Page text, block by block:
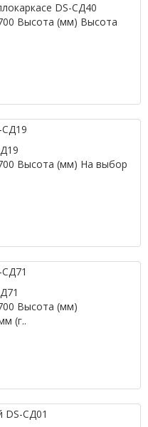
DS-СД40
Высота (мм) Высота
Высота (мм) На выбор
Высота (мм)
(г..